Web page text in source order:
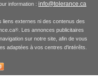
information : info@tolerance.ca
liens externes ni des contenus des
®. Les annonces publicitaires
sur notre site, afin de vous
adaptées à vos centres d'intérêts.